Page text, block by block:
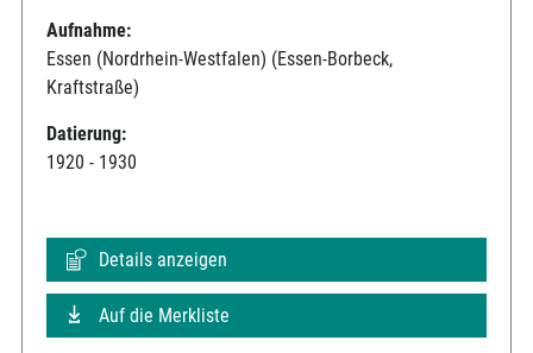
Aufnahme:
Essen (Nordrhein-Westfalen) (Essen-Borbeck,
Kraftstraße)
Datierung:
1920 - 1930
Details anzeigen
Auf die Merkliste